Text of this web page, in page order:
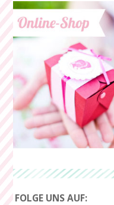
FOLGE UNS AUF: